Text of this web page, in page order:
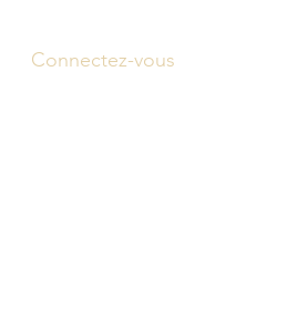
Connectez-vous